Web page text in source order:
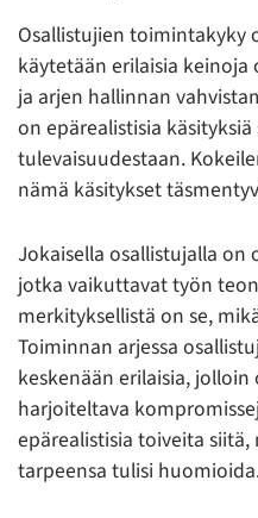
Osallistujien toimintakyky
käytetään erilaisia
ja arjen hallinnan
on epärealistisia
tulevaisuudestaan.
nämä käsitykset
Jokaisella osallistujalla
jotka vaikuttavat työn
merkityksellistä on se,
Toiminnan arjessa
keskenään erilaisia,
harjoiteltava
epärealistisia toiveita
tarpeensa tulisi